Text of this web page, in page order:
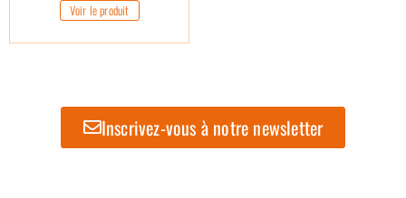
Voir le produit
Inscrivez-vous à notre newsletter